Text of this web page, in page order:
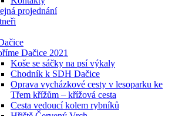
projednání
Dačice 2021
Koše se sáčky na psí výkaly
Chodník k SDH Dačice
Oprava vycházkové cesty v lesoparku ke
Třem křížům – křížová cesta
Cesta vedoucí kolem rybníků